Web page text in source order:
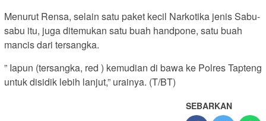
Menurut Rensa, selain satu paket kecil Narkotika jenis Sabu-
sabu itu, juga ditemukan satu buah handpone, satu buah
mancis dari tersangka.
” Iapun (tersangka, red ) kemudian di bawa ke Polres Tapteng
untuk disidik lebih lanjut,” urainya. (T/BT)
SEBARKAN